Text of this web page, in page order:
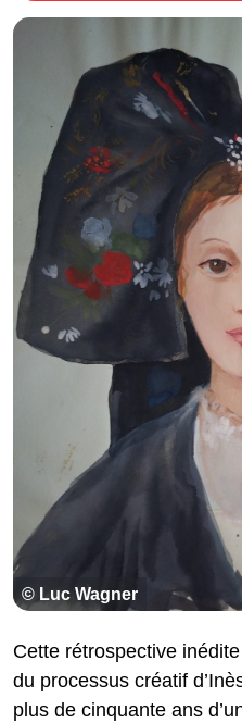
© Luc Wagner
Cette rétrospective
du processus créatif
plus de cinquante ans